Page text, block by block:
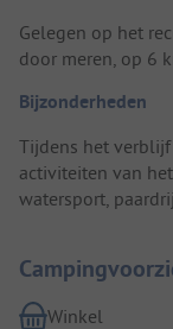
Gelegen op het
door meren, op 6
Bijzonderheden
Tijdens het
activiteiten van
watersport,
Winkel